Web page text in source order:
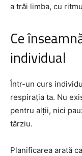
a trăi limba, cu
Ce
individual
Într-un curs
respirația ta. Nu
pentru alții, nici
târziu.
Planificarea arată